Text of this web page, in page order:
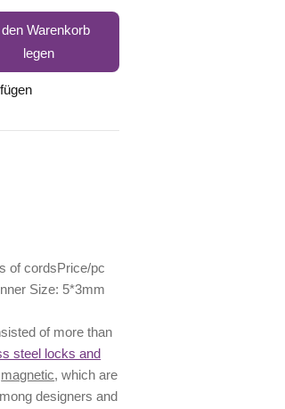
den Warenkorb
legen
of cordsPrice/pc
Size: 5*3mm
of more than
steel locks and
magnetic, which are
designers and